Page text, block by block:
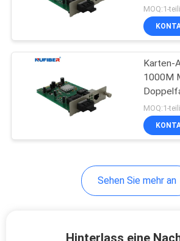
LED-
MOQ:1-
Karten-
1000M
MOQ:1-
Sehen Sie mehr an
Hinterlass eine